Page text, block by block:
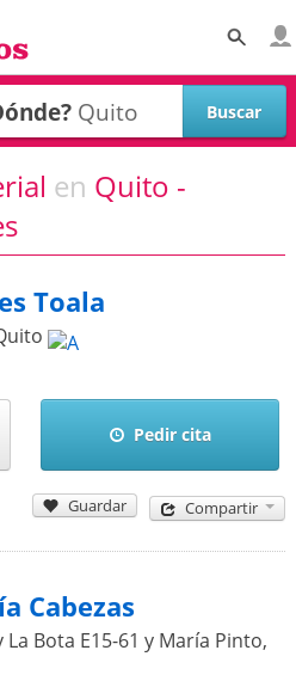
en Quito -
Toala
Pedir cita
Guardar Compartir
Cabezas
Bota E15-61 y María Pinto,